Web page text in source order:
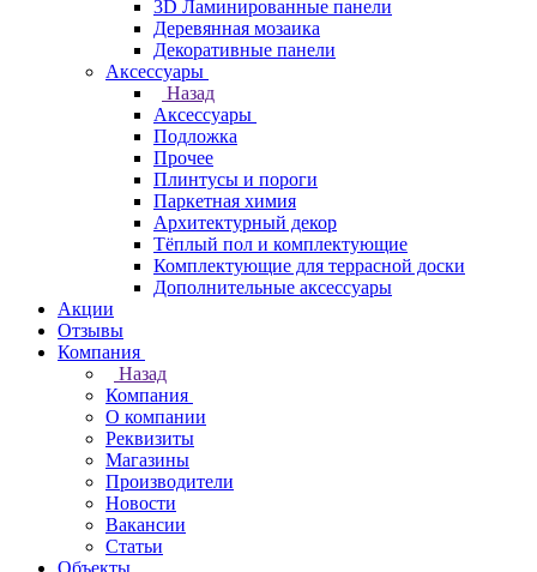
3D Ламинированные панели
Деревянная мозаика
Декоративные панели
Аксессуары
Назад
Аксессуары
Подложка
Прочее
Плинтусы и пороги
Паркетная химия
Архитектурный декор
Тёплый пол и комплектующие
Комплектующие для террасной доски
Дополнительные аксессуары
Акции
Отзывы
Компания
Назад
Компания
О компании
Реквизиты
Магазины
Производители
Новости
Вакансии
Статьи
Объекты